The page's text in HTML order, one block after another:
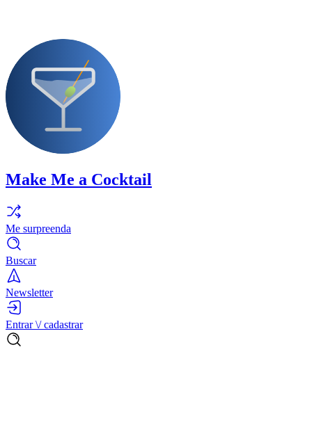
Make Me a Cocktail
Me surpreenda
Buscar
Newsletter
Entrar \/ cadastrar